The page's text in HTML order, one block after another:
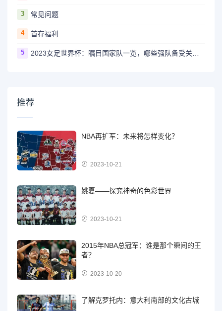
3 常见问题
4 首存福利
5
推荐
NBA再扩军：未来将怎样变化？
2023-10-21
姚夏——探究神奇的色彩世界
2023-10-21
2015年NBA总冠军：谁是那个瞬间的王
者？
2023-10-20
了解克罗托内：意大利南部的文化古城